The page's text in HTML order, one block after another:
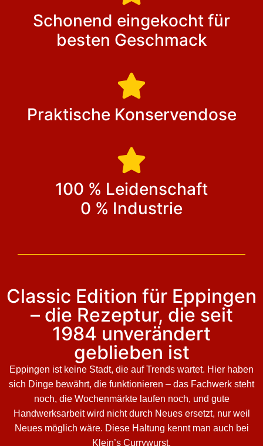
Schonend eingekocht für
besten Geschmack
Praktische Konservendose
100 % Leidenschaft
0 % Industrie
Classic Edition für Eppingen
– die Rezeptur, die seit
1984 unverändert
geblieben ist
Eppingen ist keine Stadt, die auf Trends wartet. Hier haben
sich Dinge bewährt, die funktionieren – das Fachwerk steht
noch, die Wochenmärkte laufen noch, und gute
Handwerksarbeit wird nicht durch Neues ersetzt, nur weil
Neues möglich wäre. Diese Haltung kennt man auch bei
Klein’s Currywurst.